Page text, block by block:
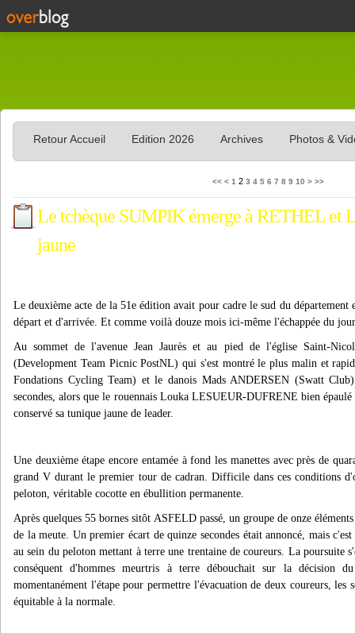
Retour Accueil Edition 2026 Archives Photos &
<< < 1 2 3 4 5 6 7 8 9 10 20
30
40
50
60
70
80
90
100
> >>
Le tchèque SUMPIK émerge à RETHEL et
jaune
Le deuxième acte de la 51e édition avait pour cadre le sud du
départ et d'arrivée. Et comme voilà douze mois ici-même l'échappée du
Au sommet de l'avenue Jean Jaurès et au pied de l'église Saint-
(Development Team Picnic PostNL) qui s'est montré le plus malin et
Fondations Cycling Team) et le danois Mads ANDERSEN (Swatt
secondes, alors que le rouennais Louka LESUEUR-DUFRENE bien
conservé sa tunique jaune de leader.
Une deuxième étape encore entamée à fond les manettes avec près de
grand V durant le premier tour de cadran. Difficile dans ces conditions
peloton, véritable cocotte en ébullition permanente.
Après quelques 55 bornes sitôt ASFELD passé, un groupe de onze
de la meute. Un premier écart de quinze secondes était annoncé, mais
au sein du peloton mettant à terre une trentaine de coureurs. La poursuite
conséquent d'hommes meurtris à terre débouchait sur la décision
momentanément l'étape pour permettre l'évacuation de deux coureurs, les
équitable à la normale.